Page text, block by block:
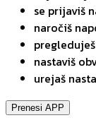
se prijaviš
naročiš
nastaviš
urejaš
Prenesi APP